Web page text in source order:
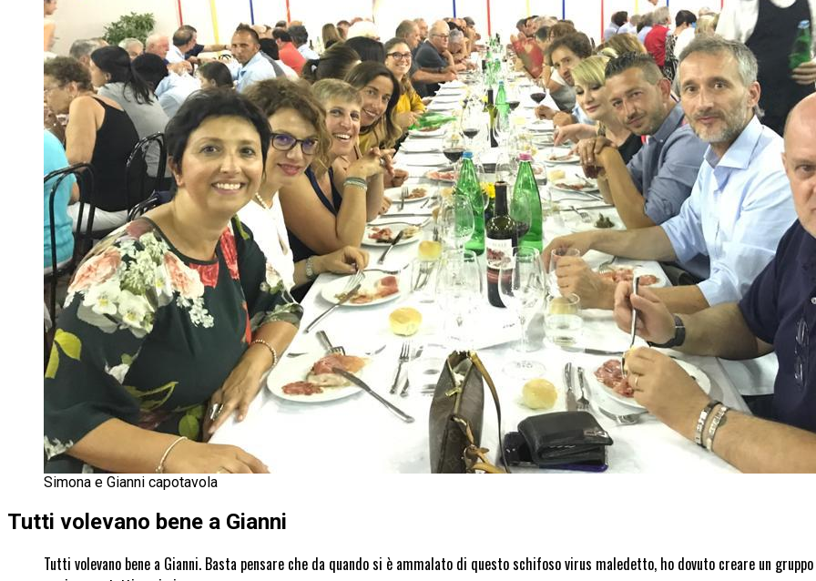
Simona e Gianni capotavola
Tutti volevano bene a Gianni
Tutti volevano bene a Gianni. Basta pensare che da quando si è ammalato di questo schifoso virus maledetto, ho dovuto creare un